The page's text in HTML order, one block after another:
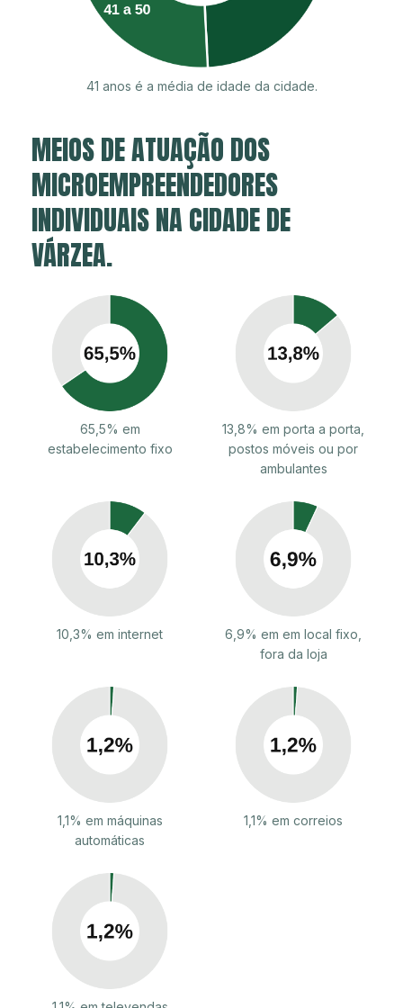
41 anos é a média de idade da cidade.
MEIOS DE ATUAÇÃO DOS
MICROEMPREENDEDORES
INDIVIDUAIS NA CIDADE DE
VÁRZEA.
65,5% em
estabelecimento fixo
13,8% em porta a porta,
postos móveis ou por
ambulantes
10,3% em internet
6,9% em em local fixo,
fora da loja
1,1% em máquinas
automáticas
1,1% em correios